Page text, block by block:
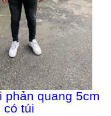
phản quang 5cm
có túi